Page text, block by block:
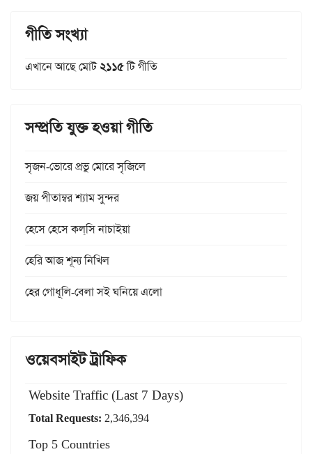
গীতি সংখ্যা
এখানে আছে মোট২১১৫টি গীতি
সম্প্রতি যুক্ত হওয়া গীতি
সৃজন-ভোরে প্রভু মোরে সৃজিলে
জয় পীতাম্বর শ্যাম সুন্দর
হেসে হেসে কল্‌সি নাচাইয়া
হেরি আজ শূন্য নিখিল
হের গোধূলি-বেলা সই ঘনিয়ে এলো
ওয়েবসাইট ট্রাফিক
Website Traffic (Last 7 Days)
Total Requests: 2,346,394
Top 5 Countries